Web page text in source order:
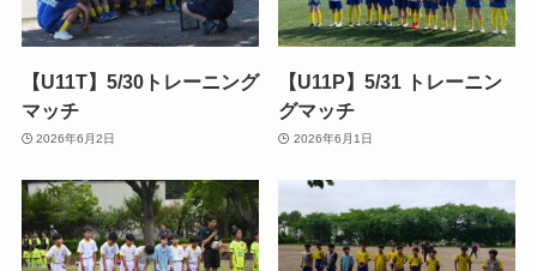
【U11T】5/30トレーニング
マッチ
2026年6月2日
【U11P】5/31 トレーニン
グマッチ
2026年6月1日